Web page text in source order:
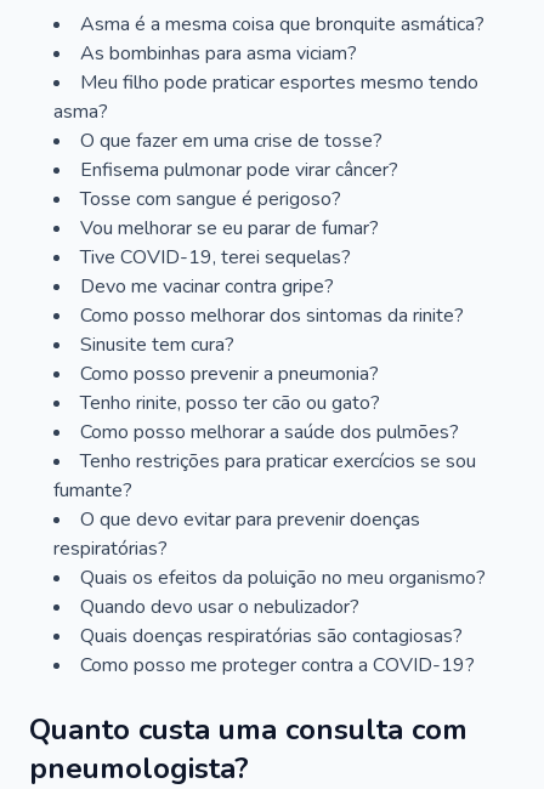
Asma é a mesma coisa que bronquite asmática?
As bombinhas para asma viciam?
Meu filho pode praticar esportes mesmo tendo
asma?
O que fazer em uma crise de tosse?
Enfisema pulmonar pode virar câncer?
Tosse com sangue é perigoso?
Vou melhorar se eu parar de fumar?
Tive COVID-19, terei sequelas?
Devo me vacinar contra gripe?
Como posso melhorar dos sintomas da rinite?
Sinusite tem cura?
Como posso prevenir a pneumonia?
Tenho rinite, posso ter cão ou gato?
Como posso melhorar a saúde dos pulmões?
Tenho restrições para praticar exercícios se sou
fumante?
O que devo evitar para prevenir doenças
respiratórias?
Quais os efeitos da poluição no meu organismo?
Quando devo usar o nebulizador?
Quais doenças respiratórias são contagiosas?
Como posso me proteger contra a COVID-19?
Quanto custa uma consulta com
pneumologista?